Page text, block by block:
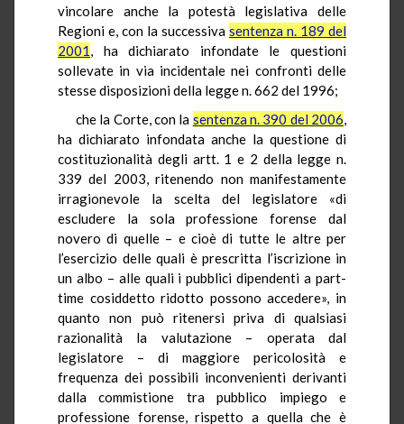
vincolare anche la potestà legislativa delle
Regioni e, con la successiva sentenza n. 189 del
2001, ha dichiarato infondate le questioni
sollevate in via incidentale nei confronti delle
stesse disposizioni della legge n. 662 del 1996;
che la Corte, con la sentenza n. 390 del 2006,
ha dichiarato infondata anche la questione di
costituzionalità degli artt. 1 e 2 della legge n.
339 del 2003, ritenendo non manifestamente
irragionevole la scelta del legislatore «di
escludere la sola professione forense dal
novero di quelle – e cioè di tutte le altre per
l’esercizio delle quali è prescritta l’iscrizione in
un albo – alle quali i pubblici dipendenti a part-
time cosiddetto ridotto possono accedere», in
quanto non può ritenersi priva di qualsiasi
razionalità la valutazione – operata dal
legislatore – di maggiore pericolosità e
frequenza dei possibili inconvenienti derivanti
dalla commistione tra pubblico impiego e
professione forense, rispetto a quella che è